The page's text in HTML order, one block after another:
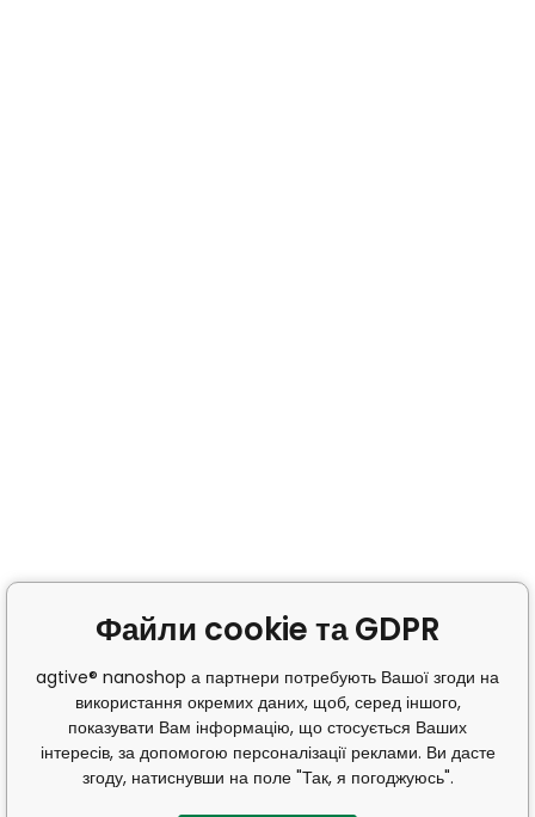
Файли cookie та GDPR
agtive® nanoshop а партнери потребують Вашої згоди на
використання окремих даних, щоб, серед іншого,
показувати Вам інформацію, що стосується Ваших
інтересів, за допомогою персоналізації реклами. Ви дасте
згоду, натиснувши на поле "Так, я погоджуюсь".